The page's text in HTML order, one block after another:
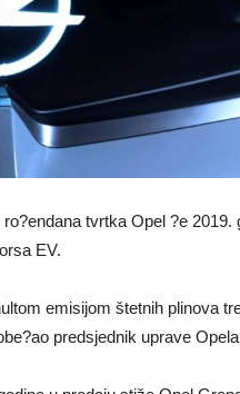
tvrtka Opel ?e
EV.
emisijom štetnih plinova
predsjednik uprave